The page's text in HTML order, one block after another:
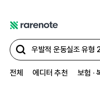
어
노
트
전체 에디터 추천 보험 ∙